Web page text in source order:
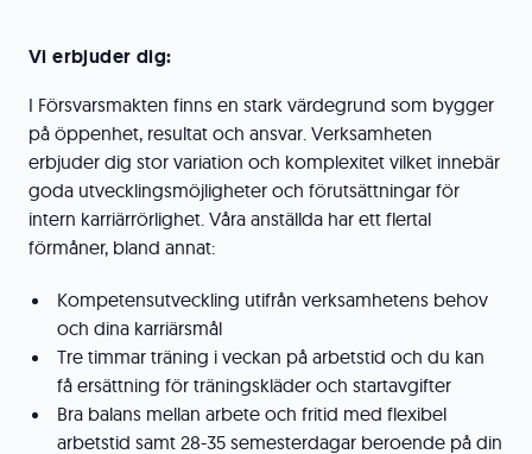
Vi erbjuder dig:
I Försvarsmakten finns en stark värdegrund som bygger
på öppenhet, resultat och ansvar. Verksamheten
erbjuder dig stor variation och komplexitet vilket innebär
goda utvecklingsmöjligheter och förutsättningar för
intern karriärrörlighet. Våra anställda har ett flertal
förmåner, bland annat:
Kompetensutveckling utifrån verksamhetens behov
och dina karriärsmål
Tre timmar träning i veckan på arbetstid och du kan
få ersättning för träningskläder och startavgifter
Bra balans mellan arbete och fritid med flexibel
arbetstid samt 28-35 semesterdagar beroende på din